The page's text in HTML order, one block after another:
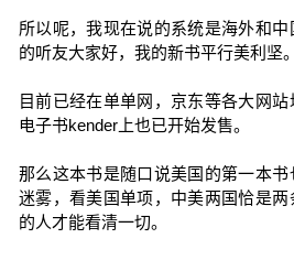
所以呢，我现在说的系统是海外和
的听友大家好，我的新书平行美利坚。
目前已经在单单网，京东等各大网
电子书kender上也已开始发售。
那么这本书是随口说美国的第一本
迷雾，看美国单项，中美两国恰是
的人才能看清一切。